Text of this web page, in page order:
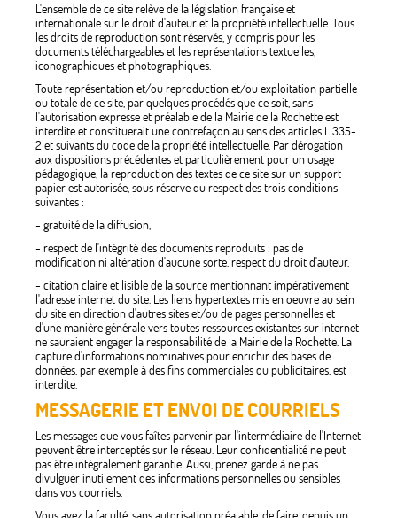
L'ensemble de ce site relève de la législation française et
internationale sur le droit d'auteur et la propriété intellectuelle. Tous
les droits de reproduction sont réservés, y compris pour les
documents téléchargeables et les représentations textuelles,
iconographiques et photographiques.
Toute représentation et/ou reproduction et/ou exploitation partielle
ou totale de ce site, par quelques procédés que ce soit, sans
l'autorisation expresse et préalable de la Mairie de la Rochette est
interdite et constituerait une contrefaçon au sens des articles L 335-
2 et suivants du code de la propriété intellectuelle. Par dérogation
aux dispositions précédentes et particulièrement pour un usage
pédagogique, la reproduction des textes de ce site sur un support
papier est autorisée, sous réserve du respect des trois conditions
suivantes :
- gratuité de la diffusion,
- respect de l'intégrité des documents reproduits : pas de
modification ni altération d'aucune sorte, respect du droit d'auteur,
- citation claire et lisible de la source mentionnant impérativement
l'adresse internet du site. Les liens hypertextes mis en oeuvre au sein
du site en direction d'autres sites et/ou de pages personnelles et
d'une manière générale vers toutes ressources existantes sur internet
ne sauraient engager la responsabilité de la Mairie de la Rochette. La
capture d'informations nominatives pour enrichir des bases de
données, par exemple à des fins commerciales ou publicitaires, est
interdite.
MESSAGERIE ET ENVOI DE COURRIELS
Les messages que vous faîtes parvenir par l'intermédiaire de l'Internet
peuvent être interceptés sur le réseau. Leur confidentialité ne peut
pas être intégralement garantie. Aussi, prenez garde à ne pas
divulguer inutilement des informations personnelles ou sensibles
dans vos courriels.